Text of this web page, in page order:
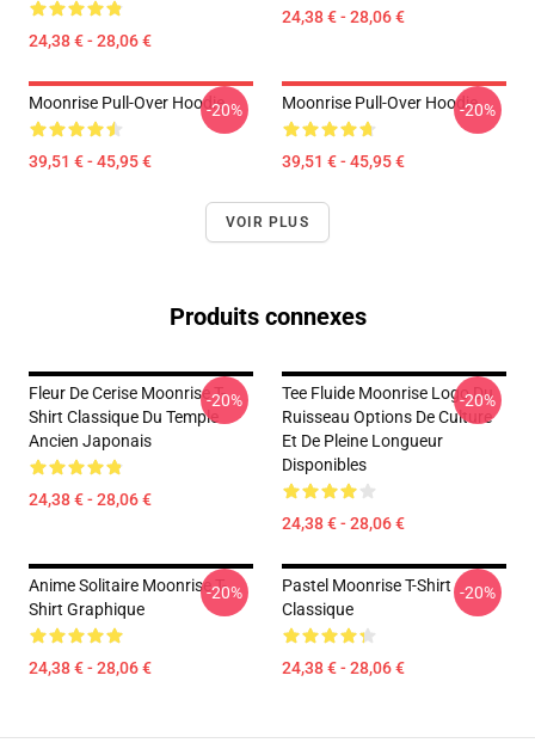
24,38 € - 28,06 €
24,38 € - 28,06 €
Moonrise Pull-Over Hoodie
39,51 € - 45,95 €
-20% Moonrise Pull-Over Hoodie
39,51 € - 45,95 €
-20%
VOIR PLUS
Produits connexes
Fleur De Cerise Moonrise T-
Shirt Classique Du Temple
Ancien Japonais
24,38 € - 28,06 €
-20%
Tee Fluide Moonrise Logo Du
Ruisseau Options De Culture
Et De Pleine Longueur
Disponibles
24,38 € - 28,06 €
-20%
Anime Solitaire Moonrise T-
Shirt Graphique
24,38 € - 28,06 €
-20%
Pastel Moonrise T-Shirt
Classique
24,38 € - 28,06 €
-20%